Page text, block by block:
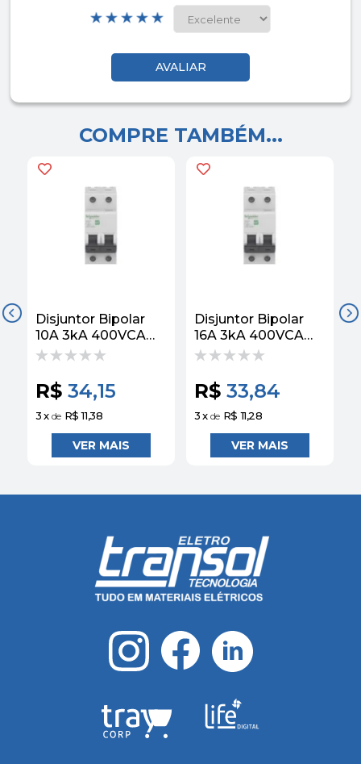
COMPRE TAMBÉM...
Disjuntor Bipolar
10A 3kA 400VCA
Curva C EZ9F33210
R$ 34,15
3x de R$ 11,38
Disjuntor Bipolar
16A 3kA 400VCA
Curva C EZ9F33216
R$ 33,84
3x de R$ 11,28